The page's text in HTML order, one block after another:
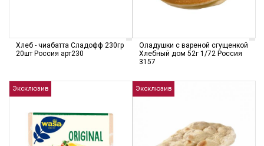
Хлеб - чиабатта Сладофф 230гр
20шт Россия арт230
Оладушки с вареной сгущенкой
Хлебный дом 52г 1/72 Россия
3157
Эксклюзив Эксклюзив